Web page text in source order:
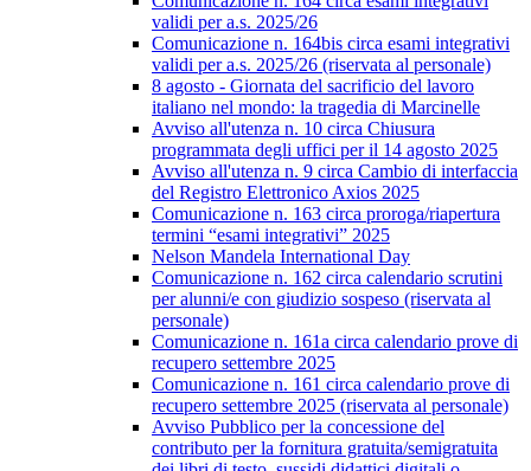
validi per a.s. 2025/26
Comunicazione n. 164bis circa esami integrativi
validi per a.s. 2025/26 (riservata al personale)
8 agosto - Giornata del sacrificio del lavoro
italiano nel mondo: la tragedia di Marcinelle
Avviso all'utenza n. 10 circa Chiusura
programmata degli uffici per il 14 agosto 2025
Avviso all'utenza n. 9 circa Cambio di interfaccia
del Registro Elettronico Axios 2025
Comunicazione n. 163 circa proroga/riapertura
termini “esami integrativi” 2025
Nelson Mandela International Day
Comunicazione n. 162 circa calendario scrutini
per alunni/e con giudizio sospeso (riservata al
personale)
Comunicazione n. 161a circa calendario prove di
recupero settembre 2025
Comunicazione n. 161 circa calendario prove di
recupero settembre 2025 (riservata al personale)
Avviso Pubblico per la concessione del
contributo per la fornitura gratuita/semigratuita